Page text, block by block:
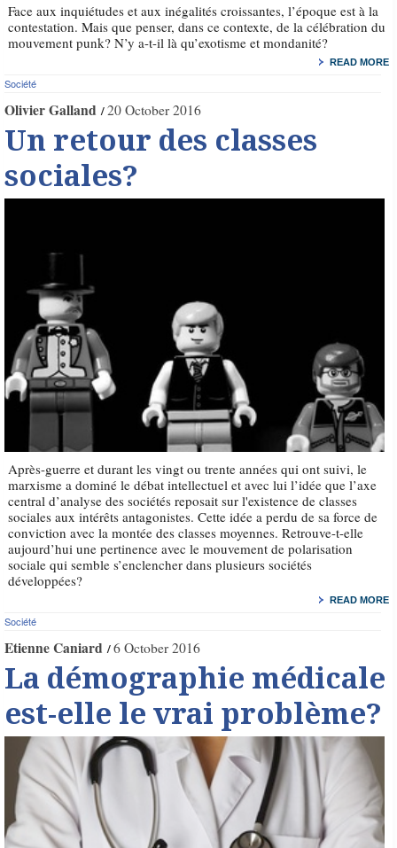
Face aux inquiétudes et aux inégalités croissantes, l’époque est à la
contestation. Mais que penser, dans ce contexte, de la célébration du
mouvement punk? N’y a-t-il là qu’exotisme et mondanité?
READ MORE
Société
Olivier Galland 20 October 2016
Un retour des classes
sociales?
Après-guerre et durant les vingt ou trente années qui ont suivi, le
marxisme a dominé le débat intellectuel et avec lui l’idée que l’axe
central d’analyse des sociétés reposait sur l'existence de classes
sociales aux intérêts antagonistes. Cette idée a perdu de sa force de
conviction avec la montée des classes moyennes. Retrouve-t-elle
aujourd’hui une pertinence avec le mouvement de polarisation
sociale qui semble s’enclencher dans plusieurs sociétés
développées?
READ MORE
Société
Etienne Caniard 6 October 2016
La démographie médicale
est-elle le vrai problème?